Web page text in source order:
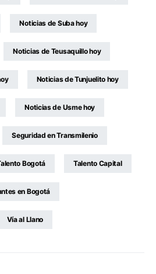
Noticias de Suba hoy
Noticias de Teusaquillo hoy
Noticias de Tunjuelito hoy
Noticias de Usme hoy
Seguridad en Transmilenio
Bogotá Talento Capital
en Bogotá
Vía al Llano